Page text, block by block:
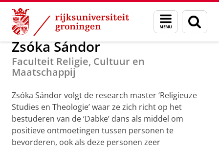
Skip
Content
Skip
Navigation
Menu
en
zoeken
Alumni GUF-100 prijzen
Zsóka Sándor
Faculteit Religie, Cultuur en
Maatschappij
Zsóka Sándor volgt de research master ‘Religieuze
Studies en Theologie’ waar ze zich richt op het
bestuderen van de ‘Dabke’ dans als middel om
positieve ontmoetingen tussen personen te
bevorderen, ook als deze personen zeer